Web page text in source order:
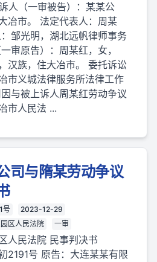
人（一审被告）：某某公
冶市。 法定代表人：周某
邹光明，湖北远帆律师事务
审原告）：周某红，女，
汉族，住大冶市。 委托诉讼
市义城法律服务所法律工作
与被上诉人周某红劳动争议
市人民法 ...
司与隋某劳动争议
号
2023-12-29
区人民法院
一审
人民法院 民事判决书
2191号 原告：大连某某有限